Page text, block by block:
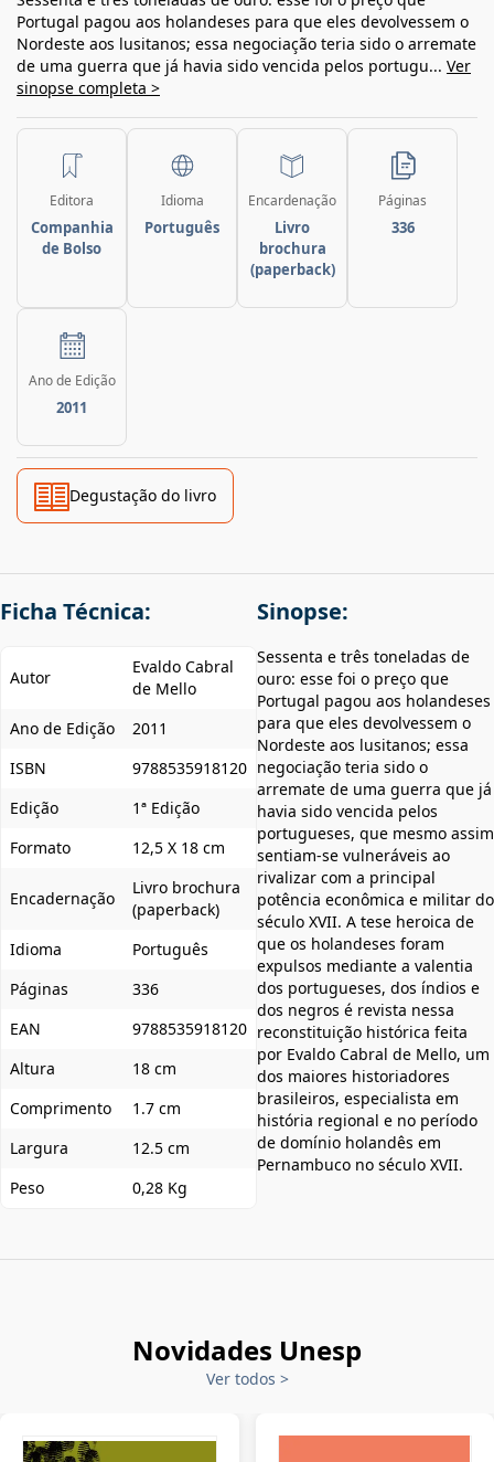
Portugal pagou aos holandeses para que eles devolvessem o
Nordeste aos lusitanos; essa negociação teria sido o arremate
de uma guerra que já havia sido vencida pelos portugu... Ver
sinopse completa >
Editora
Companhia
de Bolso
Idioma
Português
Encardenação
Livro
brochura
(paperback)
Páginas
336
Ano de Edição
2011
Degustação do livro
Ficha Técnica:
Autor
Evaldo Cabral
de Mello
Ano de Edição
2011
ISBN
9788535918120
Edição
1ª Edição
Formato
12,5 X 18 cm
Encadernação
Livro brochura
(paperback)
Idioma
Português
Páginas
336
EAN
9788535918120
Altura
18 cm
Comprimento
1.7 cm
Largura
12.5 cm
Peso
0,28 Kg
Sinopse:
Sessenta e três toneladas de
ouro: esse foi o preço que
Portugal pagou aos holandeses
para que eles devolvessem o
Nordeste aos lusitanos; essa
negociação teria sido o
arremate de uma guerra que já
havia sido vencida pelos
portugueses, que mesmo assim
sentiam-se vulneráveis ao
rivalizar com a principal
potência econômica e militar do
século XVII. A tese heroica de
que os holandeses foram
expulsos mediante a valentia
dos portugueses, dos índios e
dos negros é revista nessa
reconstituição histórica feita
por Evaldo Cabral de Mello, um
dos maiores historiadores
brasileiros, especialista em
história regional e no período
de domínio holandês em
Pernambuco no século XVII.
Novidades Unesp
Ver todos >